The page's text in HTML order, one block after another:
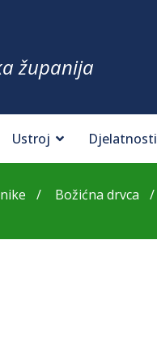
županija
Ustroj Djelatnosti
Božićna drvca